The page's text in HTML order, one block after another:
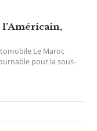
Le Maroc
pour la sous-